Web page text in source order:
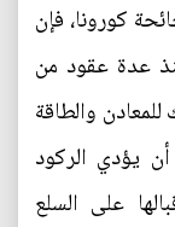
كورونا، فإن
عدة عقود من
والطاقة
يؤدي الركود
على السلع